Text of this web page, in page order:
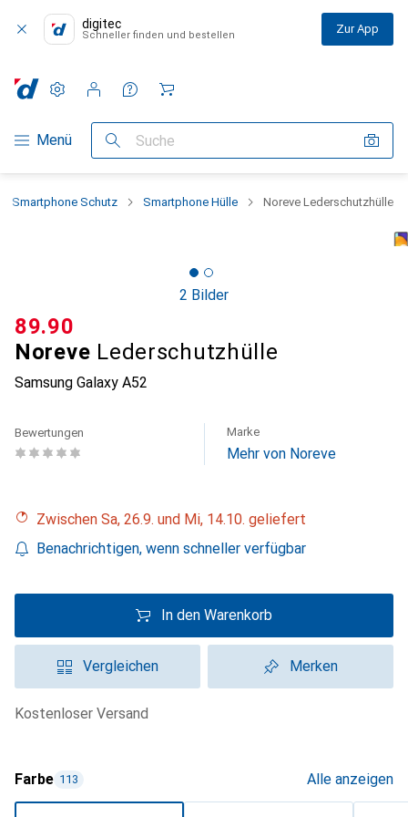
digitec
Schneller finden und bestellen Zur App
Navigation nach Kategorien
Menü Suche
Einstellungen
Kundenkonto
Vergleichslisten
Merklisten
Warenkorb
Smartphone Schutz Smartphone Hülle Noreve Lederschutzhülle
2 Bilder
Noreve Lederschutzhülle
Samsung Galaxy A52
CHF
89.90
Bewertungen Marke
Mehr von Noreve
Zwischen Sa, 26.9. und Mi, 14.10. geliefert
Benachrichtigen, wenn schneller verfügbar
In den Warenkorb
Vergleichen Merken
kostenloser Versand
Farbe 113 Alle anzeigen